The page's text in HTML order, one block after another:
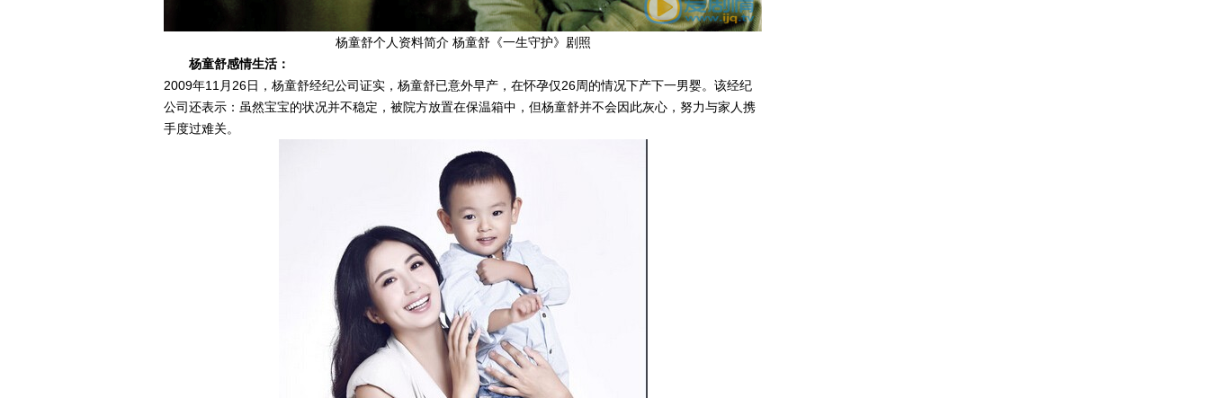
杨童舒个人资料简介 杨童舒《一生守护》剧照
杨童舒感情生活：
2009年11月26日，杨童舒经纪公司证实，杨童舒已意外早产，在怀孕仅26周的情况下产下一男婴。该经纪
公司还表示：虽然宝宝的状况并不稳定，被院方放置在保温箱中，但杨童舒并不会因此灰心，努力与家人携
手度过难关。